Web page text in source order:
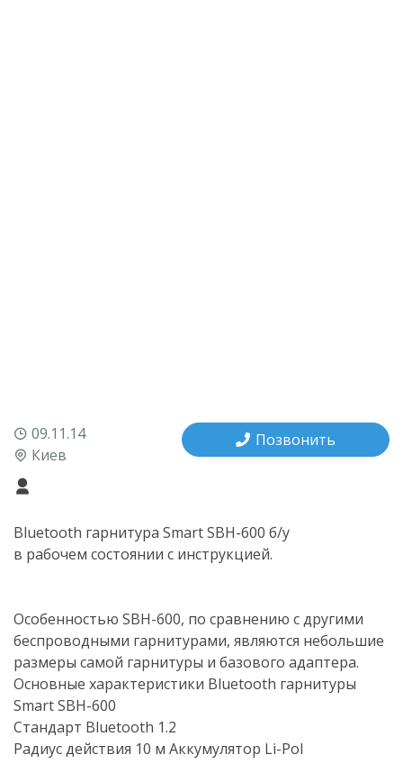
09.11.14
Киев
Позвонить
Bluetooth гарнитура SmartSBH-600 б/у
в рабочем состоянии с инструкцией.
Особенностью SBH-600, по сравнению с другими
беспроводными гарнитурами, являются небольшие
размеры самой гарнитуры и базового адаптера.
Основные характеристики Bluetooth гарнитуры
SmartSBH-600
Стандарт Bluetooth 1.2
Радиус действия 10 м Аккумулятор Li-Pol